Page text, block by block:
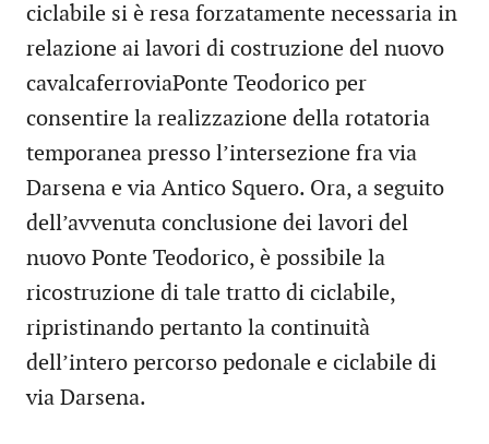
ciclabile si è resa forzatamente necessaria in
relazione ai lavori di costruzione del nuovo
cavalcaferroviaPonte Teodorico per
consentire la realizzazione della rotatoria
temporanea presso l’intersezione fra via
Darsena e via Antico Squero. Ora, a seguito
dell’avvenuta conclusione dei lavori del
nuovo Ponte Teodorico, è possibile la
ricostruzione di tale tratto di ciclabile,
ripristinando pertanto la continuità
dell’intero percorso pedonale e ciclabile di
via Darsena.